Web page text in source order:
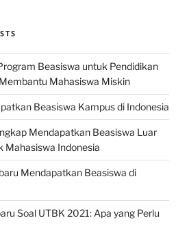
Beasiswa untuk Pendidikan
Mahasiswa Miskin
Beasiswa Kampus di Indonesia
Mendapatkan Beasiswa Luar
Mahasiswa Indonesia
Mendapatkan Beasiswa di
Soal UTBK 2021: Apa yang Perlu